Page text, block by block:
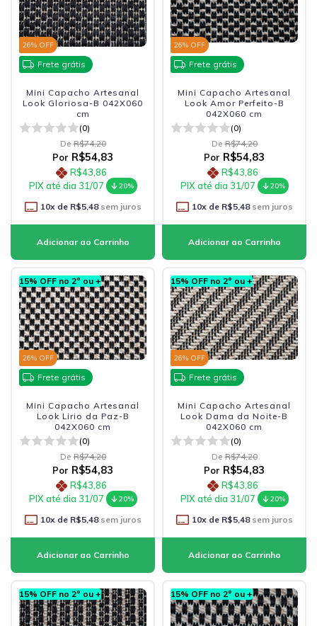
26% OFF
Frete grátis
Mini Capacho Artesanal
Look Gloriosa-B 042X060
cm
(0)
De R$74,20
Por R$54,83
R$43,86
PIX até dia 31/07
20%
10x de R$5,48sem juros
26% OFF
Frete grátis
Mini Capacho Artesanal
Look Amor Perfeito-B
042X060 cm
(0)
De R$74,20
Por R$54,83
R$43,86
PIX até dia 31/07
20%
10x de R$5,48sem juros
15% OFF no 2º ou +
26% OFF
Frete grátis
Mini Capacho Artesanal
Look Lirio da Paz-B
042X060 cm
(0)
De R$74,20
Por R$54,83
R$43,86
PIX até dia 31/07
20%
10x de R$5,48sem juros
15% OFF no 2º ou +
26% OFF
Frete grátis
Mini Capacho Artesanal
Look Dama da Noite-B
042X060 cm
(0)
De R$74,20
Por R$54,83
R$43,86
PIX até dia 31/07
20%
10x de R$5,48sem juros
15% OFF no 2º ou + 15% OFF no 2º ou +